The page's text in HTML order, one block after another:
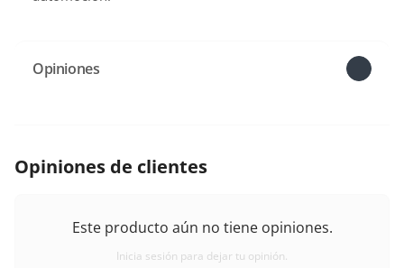
Opiniones
Opiniones de clientes
Este producto aún no tiene opiniones.
Inicia sesión para dejar tu opinión.